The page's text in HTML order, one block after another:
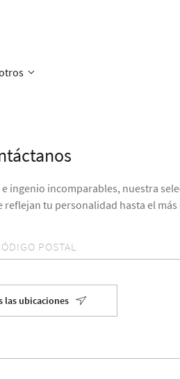
ingenio incomparables, nuestra
tu personalidad hasta el
las ubicaciones